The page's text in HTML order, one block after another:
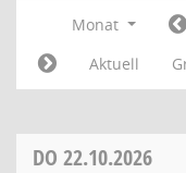
Monat
Aktuell
DO 22.10.2026